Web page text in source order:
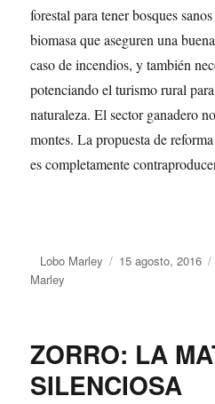
forestal para tener bosques
biomasa que aseguren una
caso de incendios, y también
potenciando el turismo rural
naturaleza. El sector ganadero
montes. La propuesta de
es completamente
Autor
Lobo Marley
Publicado
15 agosto, 2016
Marley
ZORRO: LA
SILENCIOSA